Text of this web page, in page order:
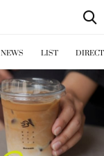
NEWS LIST